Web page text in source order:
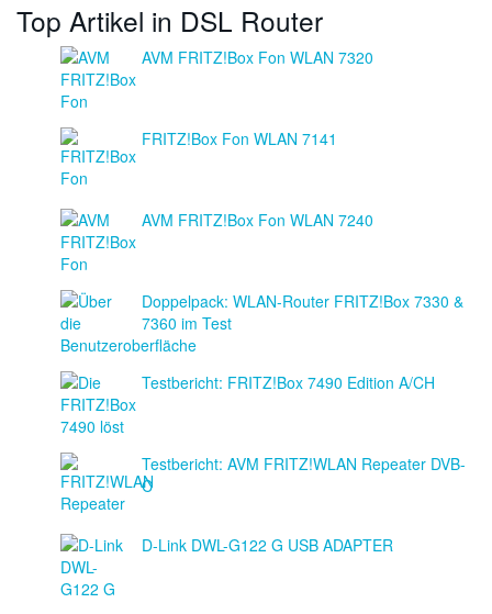
Top Artikel in DSL Router
AVM FRITZ!Box Fon WLAN 7320
FRITZ!Box Fon WLAN 7141
AVM FRITZ!Box Fon WLAN 7240
Doppelpack: WLAN-Router FRITZ!Box 7330 &
7360 im Test
Testbericht: FRITZ!Box 7490 Edition A/CH
Testbericht: AVM FRITZ!WLAN Repeater DVB-
C
D-Link DWL-G122 G USB ADAPTER